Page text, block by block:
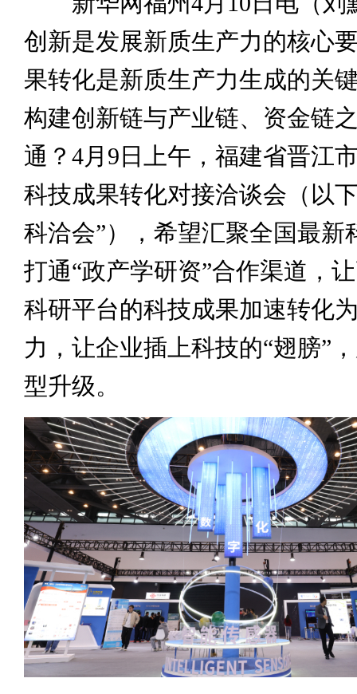
创新是发展新质生产力的核心
果转化是新质生产力生成的关
构建创新链与产业链、资金链
通？4月9日上午，福建省晋江
科技成果转化对接洽谈会（以
科洽会”），希望汇聚全国最新
打通“政产学研资”合作渠道，
科研平台的科技成果加速转化
力，让企业插上科技的“翅膀”
型升级。